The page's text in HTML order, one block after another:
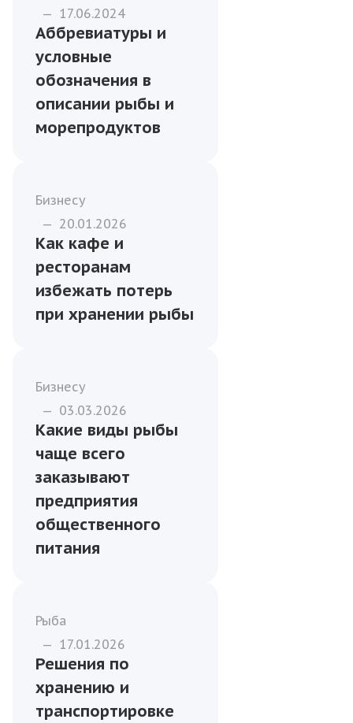
— 17.06.2024
Аббревиатуры и
условные
обозначения в
описании рыбы и
морепродуктов
Бизнесу
— 20.01.2026
Как кафе и
ресторанам
избежать потерь
при хранении рыбы
Бизнесу
— 03.03.2026
Какие виды рыбы
чаще всего
заказывают
предприятия
общественного
питания
Рыба
— 17.01.2026
Решения по
хранению и
транспортировке